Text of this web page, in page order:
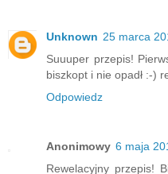
Unknown 25 marca
Suuuper przepis!
biszkopt i nie opadł :-)
Odpowiedz
Anonimowy 6 maja
Rewelacyjny przepis!